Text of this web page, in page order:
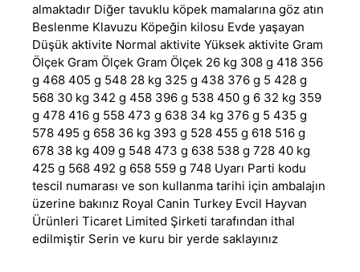
almaktadır Diğer tavuklu köpek mamalarına göz atın
Beslenme Klavuzu Köpeğin kilosu Evde yaşayan
Düşük aktivite Normal aktivite Yüksek aktivite Gram
Ölçek Gram Ölçek Gram Ölçek 26 kg 308 g 418 356
g 468 405 g 548 28 kg 325 g 438 376 g 5 428 g
568 30 kg 342 g 458 396 g 538 450 g 6 32 kg 359
g 478 416 g 558 473 g 638 34 kg 376 g 5 435 g
578 495 g 658 36 kg 393 g 528 455 g 618 516 g
678 38 kg 409 g 548 473 g 638 538 g 728 40 kg
425 g 568 492 g 658 559 g 748 Uyarı Parti kodu
tescil numarası ve son kullanma tarihi için ambalajın
üzerine bakınız Royal Canin Turkey Evcil Hayvan
Ürünleri Ticaret Limited Şirketi tarafından ithal
edilmiştir Serin ve kuru bir yerde saklayınız